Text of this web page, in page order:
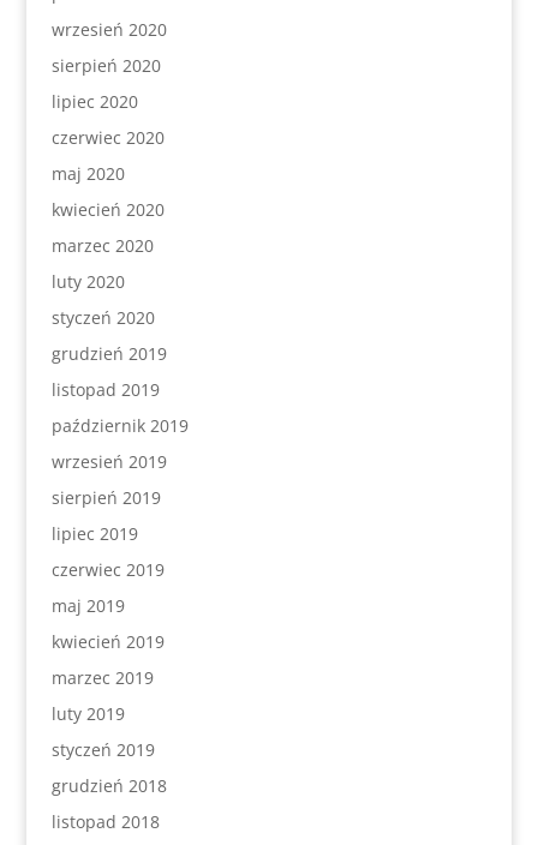
wrzesień 2020
sierpień 2020
lipiec 2020
czerwiec 2020
maj 2020
kwiecień 2020
marzec 2020
luty 2020
styczeń 2020
grudzień 2019
listopad 2019
październik 2019
wrzesień 2019
sierpień 2019
lipiec 2019
czerwiec 2019
maj 2019
kwiecień 2019
marzec 2019
luty 2019
styczeń 2019
grudzień 2018
listopad 2018